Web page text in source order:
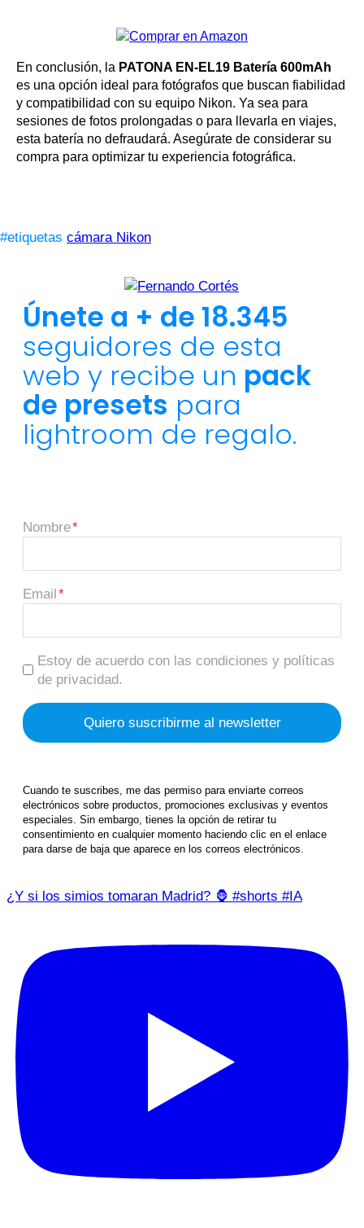
En conclusión, la PATONA EN-EL19 Batería 600mAh
es una opción ideal para fotógrafos que buscan fiabilidad
y compatibilidad con su equipo Nikon. Ya sea para
sesiones de fotos prolongadas o para llevarla en viajes,
esta batería no defraudará. Asegúrate de considerar su
compra para optimizar tu experiencia fotográfica.
#etiquetas cámara Nikon
Únete a + de 18.345
seguidores de esta
web y recibe un pack
de presets para
lightroom de regalo.
Nombre
Email
Estoy de acuerdo con las condiciones y políticas
de privacidad.
Cuando te suscribes, me das permiso para enviarte correos
electrónicos sobre productos, promociones exclusivas y eventos
especiales. Sin embargo, tienes la opción de retirar tu
consentimiento en cualquier momento haciendo clic en el enlace
para darse de baja que aparece en los correos electrónicos.
¿Y si los simios tomaran Madrid? 🦍 #shorts #IA